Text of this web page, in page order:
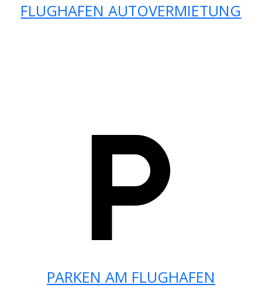
FLUGHAFEN AUTOVERMIETUNG
PARKEN AM FLUGHAFEN